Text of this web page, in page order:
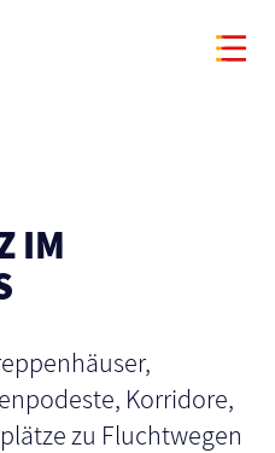
IM
Korridore,
zu Fluchtwegen